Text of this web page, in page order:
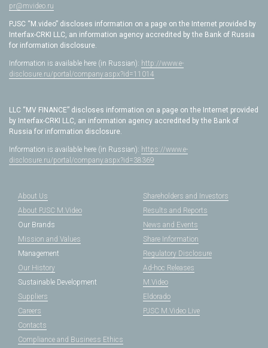
pr@mvideo.ru
PJSC “M.video” discloses information on a page on the Internet provided by
Interfax-CRKI LLC, an information agency accredited by the Bank of Russia
for information disclosure.
Information is available here (in Russian): http://www.e-
disclosure.ru/portal/company.aspx?id=11014
LLC “MV FINANCE” discloses information on a page on the Internet provided
by Interfax-CRKI LLC, an information agency accredited by the Bank of
Russia for information disclosure.
Information is available here (in Russian): https://www.e-
disclosure.ru/portal/company.aspx?id=38369
About Us
About PJSC M.Video
Our Brands
Mission and Values
Management
Our History
Shareholders and Investors
Results and Reports
News and Events
Share Information
Regulatory Disclosure
Ad-hoc Releases
Sustainable Development
Suppliers
Careers
Contacts
Compliance and Business Ethics
M.Video
Eldorado
PJSC M.Video Live